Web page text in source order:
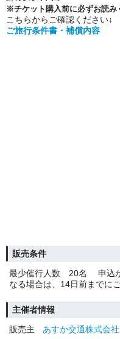
※チケット購入前に必ずお読み
こちらからご確認ください↓
ご旅行条件書・補償内容
販売条件
最少催行人数 20名 申込が
なる場合は、14日前までに
主催者情報
販売主
あすか交通株式会社